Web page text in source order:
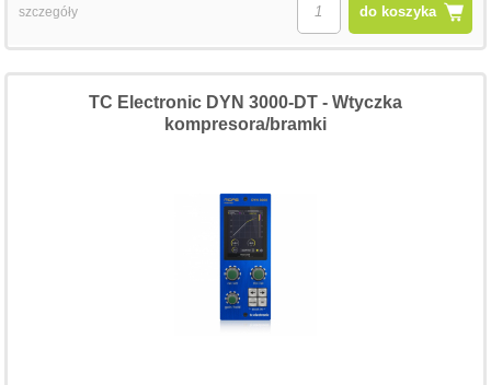
do koszyka
szczegóły
TC Electronic DYN 3000-DT - Wtyczka
kompresora/bramki